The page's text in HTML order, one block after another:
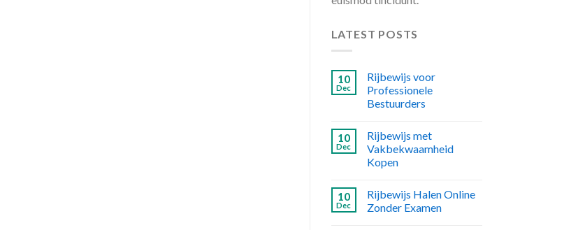
LATEST POSTS
10
Dec
Rijbewijs voor
Professionele
Bestuurders
10
Dec
Rijbewijs met
Vakbekwaamheid
Kopen
10
Dec
Rijbewijs Halen Online
Zonder Examen